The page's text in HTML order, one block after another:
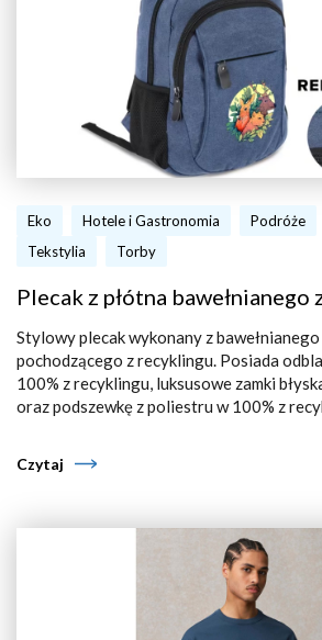
Eko Hotele i Gastronomia Podróże
Tekstylia
Torby
Plecak z płótna bawełnianego
Stylowy plecak wykonany z bawełnianego
pochodzącego z recyklingu. Posiada
100% z recyklingu, luksusowe zamki
oraz podszewkę z poliestru w 100% z
Czytaj